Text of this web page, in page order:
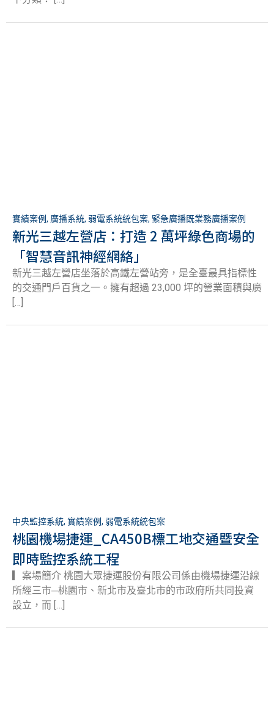
實績案例, 廣播系統, 弱電系統統包案, 緊急廣播既業務廣播案例
新光三越左營店：打造 2 萬坪綠色商場的
「智慧音訊神經網絡」
新光三越左營店坐落於高鐵左營站旁，是全臺最具指標性
的交通門戶百貨之一。擁有超過 23,000 坪的營業面積與廣
中央監控系統, 實績案例, 弱電系統統包案
桃園機場捷運_CA450B標工地交通暨安全
即時監控系統工程
▎案場簡介 桃園大眾捷運股份有限公司係由機場捷運沿線
所經三市─桃園市、新北市及臺北市的市政府所共同投資
設立，而 […]